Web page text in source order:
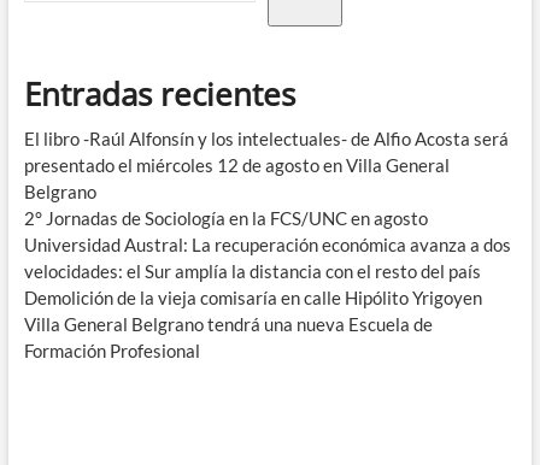
Entradas recientes
El libro -Raúl Alfonsín y los intelectuales- de Alfio Acosta será
presentado el miércoles 12 de agosto en Villa General
Belgrano
2° Jornadas de Sociología en la FCS/UNC en agosto
Universidad Austral: La recuperación económica avanza a dos
velocidades: el Sur amplía la distancia con el resto del país
Demolición de la vieja comisaría en calle Hipólito Yrigoyen
Villa General Belgrano tendrá una nueva Escuela de
Formación Profesional